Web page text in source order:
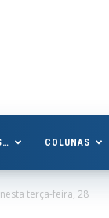
COLUNAS
terça-feira, 28